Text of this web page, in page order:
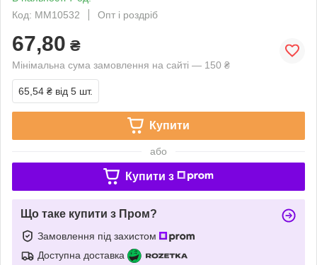
Код: ММ10532
Опт і роздріб
67,80 ₴
Мінімальна сума замовлення на сайті — 150 ₴
65,54 ₴ від 5 шт.
Купити
або
Купити з
Що таке купити з Пром?
Замовлення під захистом
Доступна доставка